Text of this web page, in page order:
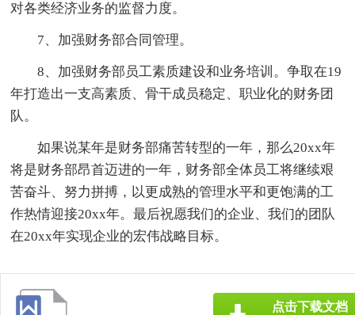
对各类经济业务的监督力度。
7、加强财务部合同管理。
8、加强财务部员工素质建设和业务培训。争取在19
年打造出一支高素质、骨干成员稳定、职业化的财务团
队。
如果说某年是财务部痛苦转型的一年，那么20xx年
将是财务部昂首迈进的一年，财务部全体员工将继续艰
苦奋斗、努力拼搏，以更成熟的管理水平和更饱满的工
作热情迎接20xx年。最后祝愿我们的企业、我们的团队
在20xx年实现企业的宏伟战略目标。
点击下载文档